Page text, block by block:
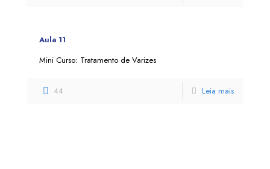
Aula 11
Mini Curso: Tratamento de Varizes
44 Leia mais